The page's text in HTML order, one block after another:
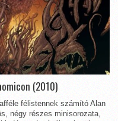
(2010)
félistennek számító Alan
négy részes minisorozata,